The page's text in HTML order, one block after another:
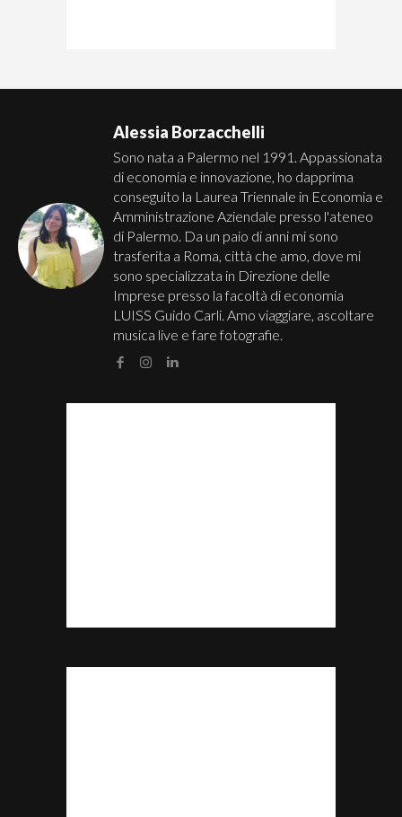
Alessia Borzacchelli
Sono nata a Palermo nel 1991. Appassionata
di economia e innovazione, ho dapprima
conseguito la Laurea Triennale in Economia e
Amministrazione Aziendale presso l'ateneo
di Palermo. Da un paio di anni mi sono
trasferita a Roma, città che amo, dove mi
sono specializzata in Direzione delle
Imprese presso la facoltà di economia
LUISS Guido Carli. Amo viaggiare, ascoltare
musica live e fare fotografie.